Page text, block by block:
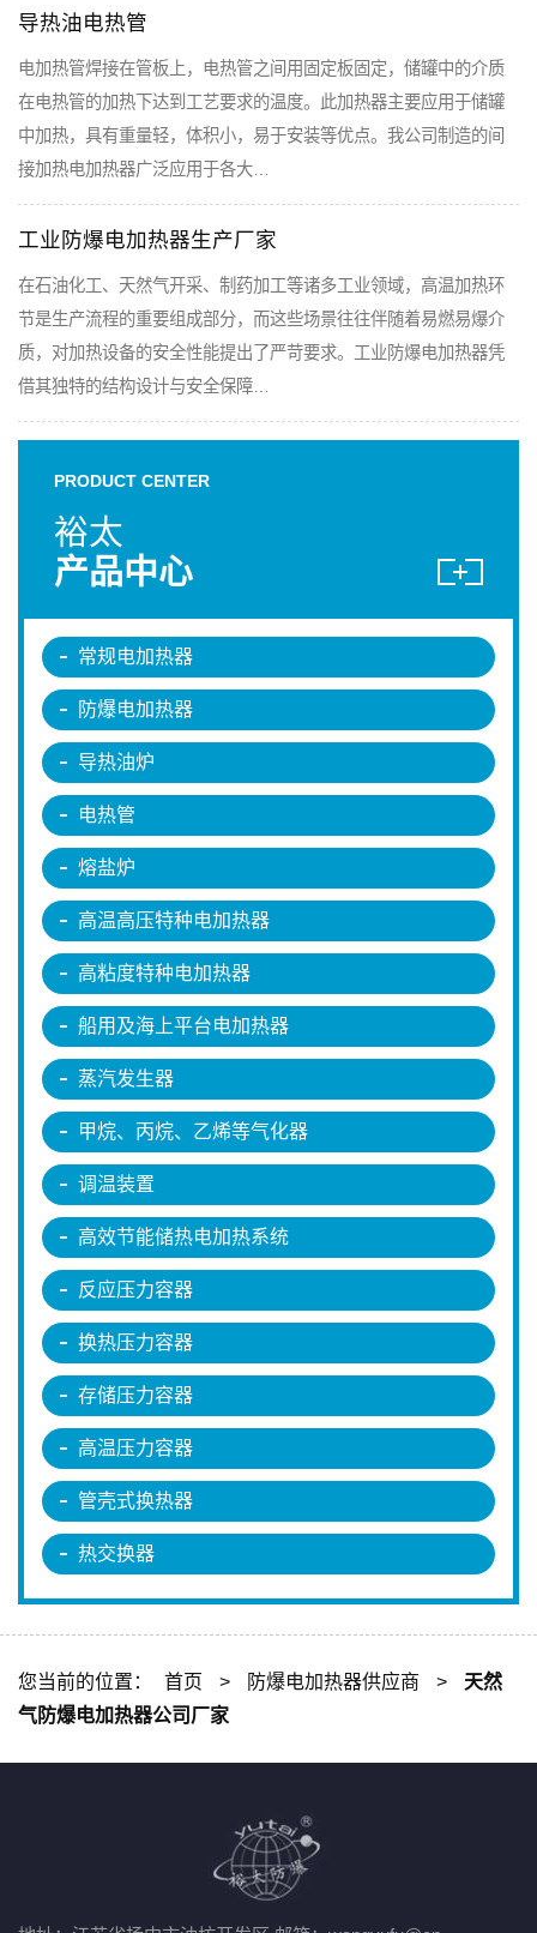
导热油电热管
电加热管焊接在管板上，电热管之间用固定板固定，储罐中的介质
在电热管的加热下达到工艺要求的温度。此加热器主要应用于储罐
中加热，具有重量轻，体积小，易于安装等优点。我公司制造的间
接加热电加热器广泛应用于各大…
工业防爆电加热器生产厂家
在石油化工、天然气开采、制药加工等诸多工业领域，高温加热环
节是生产流程的重要组成部分，而这些场景往往伴随着易燃易爆介
质，对加热设备的安全性能提出了严苛要求。工业防爆电加热器凭
借其独特的结构设计与安全保障…
PRODUCT CENTER
裕太
产品中心
常规电加热器
防爆电加热器
导热油炉
电热管
熔盐炉
高温高压特种电加热器
高粘度特种电加热器
船用及海上平台电加热器
蒸汽发生器
甲烷、丙烷、乙烯等气化器
调温装置
高效节能储热电加热系统
反应压力容器
换热压力容器
存储压力容器
高温压力容器
管壳式换热器
热交换器
您当前的位置： 首页 > 防爆电加热器供应商 >
天然
气防爆电加热器公司厂家